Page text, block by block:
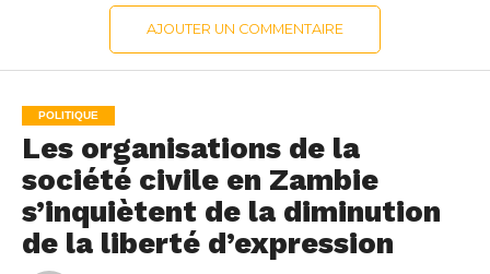
AJOUTER UN COMMENTAIRE
POLITIQUE
Les organisations de la
société civile en Zambie
s’inquiètent de la diminution
de la liberté d’expression